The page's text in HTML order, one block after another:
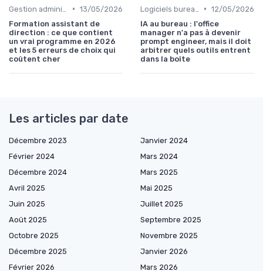
• 13/05/2026
Formation assistant de
direction : ce que contient
un vrai programme en 2026
et les 5 erreurs de choix qui
coûtent cher
• 12/05/2026
IA au bureau : l'office
manager n'a pas à devenir
prompt engineer, mais il doit
arbitrer quels outils entrent
dans la boîte
Les articles par date
Décembre 2023
Janvier 2024
Février 2024
Mars 2024
Décembre 2024
Mars 2025
Avril 2025
Mai 2025
Juin 2025
Juillet 2025
Août 2025
Septembre 2025
Octobre 2025
Novembre 2025
Décembre 2025
Janvier 2026
Février 2026
Mars 2026